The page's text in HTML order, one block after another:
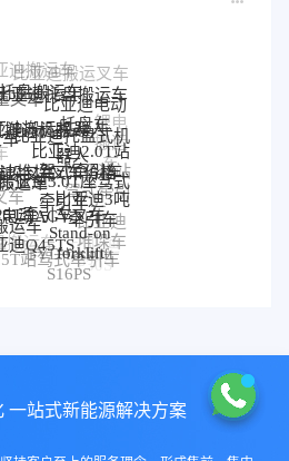
叉车
盘搬运车
亚迪托盘搬运车
比亚迪电动
托盘车锂电
搬运
车
搬运机器人
迪搬运机器人
比亚迪托盘式机
器人
比亚迪2.0T站
驾式牵引车
比亚迪站
驾式牵引
车
车
运车
垛叉车
堆垛叉车价格
亚迪3.0T座驾式
牵引车
比亚迪3吨
牵引车
比亚迪
堆垛车
比亚迪
P30S
仓储叉车
搬运车
运车
牵引车
电动AGV叉车
Stand-on
forklift
BYD forklift
S16PS
站驾式牵引车
迪Q45TS
一站式新能源解决方案